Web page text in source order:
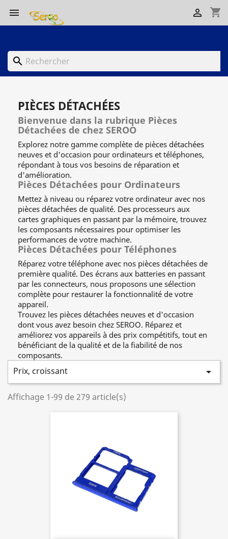
 shopping_cart

search
PIÈCES DÉTACHÉES
Bienvenue dans la rubrique Pièces
Détachées de chez SEROO
Explorez notre gamme complète de pièces détachées
neuves et d'occasion pour ordinateurs et téléphones,
répondant à tous vos besoins de réparation et
d'amélioration.
Pièces Détachées pour Ordinateurs
Mettez à niveau ou réparez votre ordinateur avec nos
pièces détachées de qualité. Des processeurs aux
cartes graphiques en passant par la mémoire, trouvez
les composants nécessaires pour optimiser les
performances de votre machine.
Pièces Détachées pour Téléphones
Réparez votre téléphone avec nos pièces détachées de
première qualité. Des écrans aux batteries en passant
par les connecteurs, nous proposons une sélection
complète pour restaurer la fonctionnalité de votre
appareil.
Trouvez les pièces détachées neuves et d'occasion
dont vous avez besoin chez SEROO. Réparez et
améliorez vos appareils à des prix compétitifs, tout en
bénéficiant de la qualité et de la fiabilité de nos
composants.
Prix, croissant 
Affichage 1-99 de 279 article(s)